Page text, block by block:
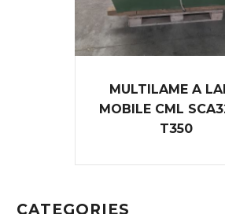
MULTILAME A
MOBILE CML
T350
CATEGORIES